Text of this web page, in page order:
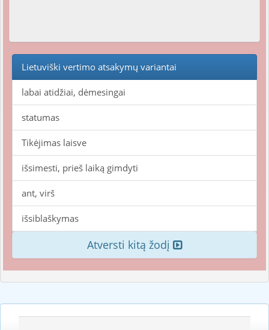
Lietuviški vertimo atsakymų variantai
labai atidžiai, dėmesingai
statumas
Tikėjimas laisve
išsimesti, prieš laiką gimdyti
ant, virš
išsiblaškymas
Atversti kitą žodį